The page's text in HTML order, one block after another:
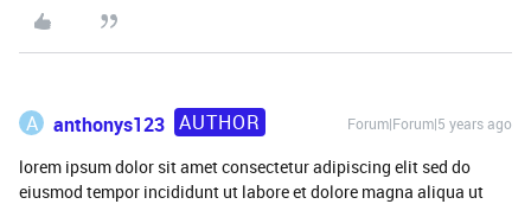
A anthonys123 AUTHOR Forum|Forum|5 years ago
lorem ipsum dolor sit amet consectetur adipiscing elit sed do
eiusmod tempor incididunt ut labore et dolore magna aliqua ut